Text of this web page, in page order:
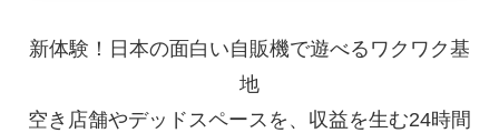
新体験！日本の面白い自販機で遊べるワクワク基
地
空き店舗やデッドスペースを、収益を生む24時間